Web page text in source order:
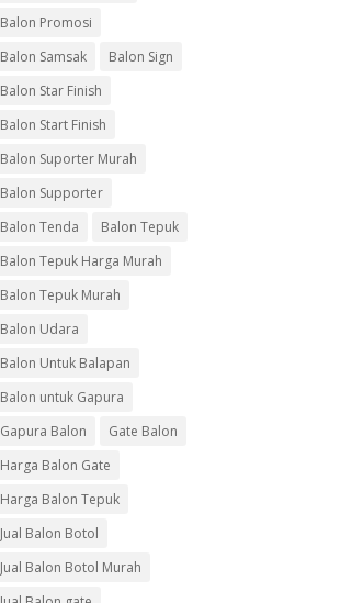
Balon Promosi
Balon Samsak
Balon Sign
Balon Star Finish
Balon Start Finish
Balon Suporter Murah
Balon Supporter
Balon Tenda
Balon Tepuk
Balon Tepuk Harga Murah
Balon Tepuk Murah
Balon Udara
Balon Untuk Balapan
Balon untuk Gapura
Gapura Balon
Gate Balon
Harga Balon Gate
Harga Balon Tepuk
Jual Balon Botol
Jual Balon Botol Murah